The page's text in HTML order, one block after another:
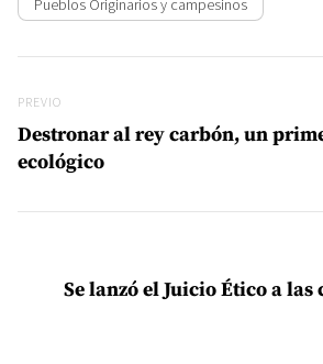
Pueblos Originarios y campesinos
Previo
PREVIO
Destronar al rey carbón, un
ecológico
Se lanzó el Juicio Ético a